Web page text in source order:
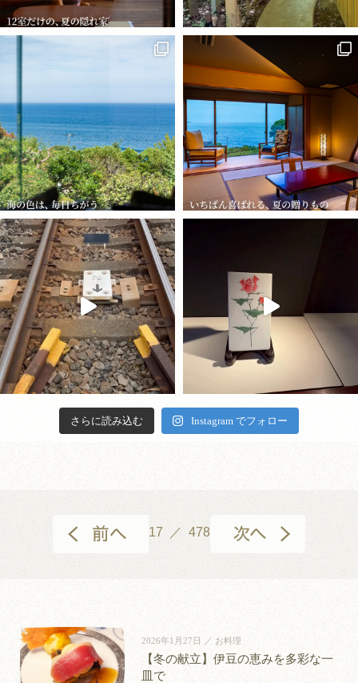
う」 そんな言葉をいただくことも
あります。 特別なことをしている
つもりはないのですが 12室だけの
お客さまも、 「また来たい」と思
っていただけるように。 Guests
leave saying, “We’ll come again” —
and then they really do return. For us
at Isaribi, there is no happier moment.
Some choose the same room as
before. Some come back in a different
season. Some return with someone
dear to them. “Thank you for staying
just as you are.”When guests say this
to us, it stays with us. We do not feel
we are doing anything extraordinary.
But because we are a small inn with
only twelve rooms, we want to
remember each guest, one by one.
And for those visiting us for the first
time, we hope to become a place they
will want to return to. #いさり火 #伊
い。 もう一度、お湯に浸かっても
いい。 「旅先でいちばん覚えてい
るのは、朝の時間だった」 ——そ
んなお声を、よくいただきます。
Here, you do not need an alarm clock.
In the morning, when you gently open
your eyes, what reaches you is the
sound of the waves and the singing of
birds. The morning sun rises from
beyond the sea, and the open-air bath
in your room is already filled with hot
spring water. Check-out is at 12 noon.
longer. You may read a book. You
may slip once more into the bath.
“What I remember most from the trip
was the time we spent in the
morning.” We often hear words like
these from our guests. #いさり火 #伊
豆大川温泉 #朝の露天風呂 #チェッ
クアウト12時 #温泉旅行
夏の旅行先を探していると、 「人
が多いかな」と、つい気になりま
いつも静かです。 すべてのお部屋
にオーシャンビューの露天風呂。
好きなときに、好きなだけ。 海を
望むラウンジも、不思議とどこか
自分だけの場所のように感じられ
ます。 にぎやかな夏も楽しいけれ
ど 静かな夏も、きっと忘れられな
い夏になります。 When looking for
a summer destination, it is only
natural to wonder: “Will it be
crowded?” Isaribi has just twelve
guest rooms. You will rarely pass
other guests in the corridors, and the
atmosphere inside the inn is always
quiet. Every room has its own ocean-
you like, for as long as you like. Even
#いさり火 #伊豆大川温泉 #全室露
静寂に包まれた露天風呂で、心ほ
どけるひととき。 源泉かけ流しの
湯に身をゆだねれば、日常の喧騒
はいつの間にか遠くへ。 湯船の先
には、どこまでも広がる相模灘。
そして夜には、空いっぱいに広が
る満点の星空が静かに寄り添いま
す。 広々とした貸切露天風呂を、
誰にも邪魔されることなく贅沢
に。 ここでしか味わえない、特別
slowly unwinds. Surrender yourself to
the natural hot spring water, flowing
directly from the source, and the noise
of everyday life soon feels far away.
Beyond the bath stretches the endless
expanse of Sagami Bay. At night, a
company. Enjoy the luxury of a
同じ海なのに、昨日と今日で色が
ちがう。 晴れた日の午後は、吸い
込まれそうな碧。 朝日が昇る時間
は、水平線から金色が広がってい
く。 曇りの日は、墨を流したよう
に静かで それはそれで、どこか美
しい。 いさり火の客室から見える
海は 時間や天気によって、いつも
表情を変えます。 「晴れた日に来
たかった」と思わなくても大丈
夫。 その日の海が、その日だけの
景色を見せてくれるから。 あなた
to the next. On a clear afternoon, it is
way. The sea seen from the guest
rooms at Isaribi is always changing its
「お母さん、温泉でも行かな
ばれる贈りものかもしれません。
お部屋食なら、移動の心配もなく
ご家族だけの空間でゆったりとお
食事を楽しめます。 全室に露天風
呂を備えているから 「次、いつお
風呂入る？」が合言葉になって 何
度でも温泉を楽しめます。 チェッ
クアウトは12時。 朝食のあともゆ
っくり過ごせるから 「もう帰る
の？」と言われる心配もありませ
appreciate most. With dinner served in
so “When shall we have our next
bath?” soon becomes a familiar refrain
か懐かしい時間が流れはじめま
ます。 都会の喧騒から離れ、 ノス
begin flowing with a gentle sense of
nostalgia. Okawa Onsen is a quiet hot
spring village, embraced by both sea
重岡建治氏の作品を展示しており
は、やわらかな温もりと力強さを
れ、今もなお多くの人々に親しま
れています。 お食事のひとときと
さらに読み込む Instagram でフォロー
17 ／ 478
【冬の献立】伊豆の恵みを多彩な一
皿で
2026年1月27日 ／ お料理